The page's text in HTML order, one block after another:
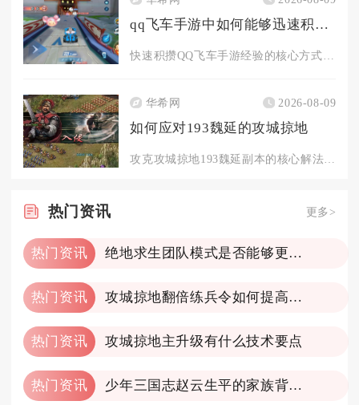
qq飞车手游中如何能够迅速积累更多的经验
快速积攒QQ飞车手游经验的核心方式是叠加多层经验加成道具、优...
华希网 2026-08-09
如何应对193魏延的攻城掠地
热门资讯 更多>
热门资讯 绝地求生团队模式是否能够更改地图
热门资讯 攻城掠地翻倍练兵令如何提高战斗力
热门资讯 攻城掠地主升级有什么技术要点
热门资讯 少年三国志赵云生平的家族背景如何